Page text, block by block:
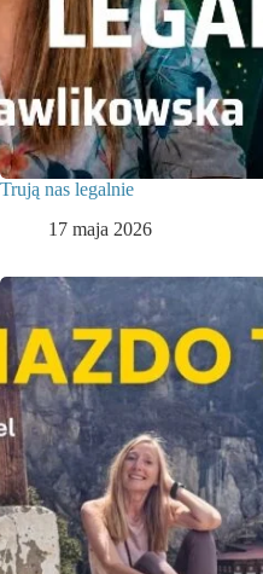
Trują nas legalnie
17 maja 2026